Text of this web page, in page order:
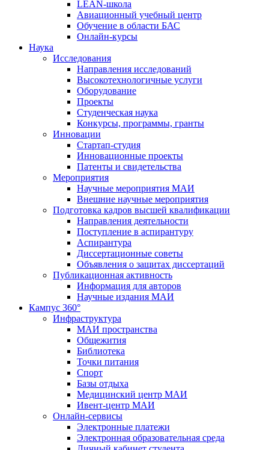
LEAN-школа
Авиационный учебный центр
Обучение в области БАС
Онлайн-курсы
Наука
Исследования
Направления исследований
Высокотехнологичные услуги
Оборудование
Проекты
Студенческая наука
Конкурсы, программы, гранты
Инновации
Стартап-студия
Инновационные проекты
Патенты и свидетельства
Мероприятия
Научные мероприятия МАИ
Внешние научные мероприятия
Подготовка кадров высшей квалификации
Направления деятельности
Поступление в аспирантуру
Аспирантура
Диссертационные советы
Объявления о защитах диссертаций
Публикационная активность
Информация для авторов
Научные издания МАИ
Кампус 360°
Инфраструктура
МАИ пространства
Общежития
Библиотека
Точки питания
Спорт
Базы отдыха
Медицинский центр МАИ
Ивент-центр МАИ
Онлайн-сервисы
Электронные платежи
Электронная образовательная среда